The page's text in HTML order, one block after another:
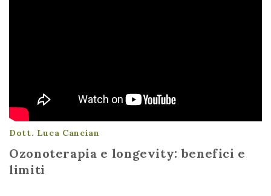
Dott. Luca Cancian
Ozonoterapia e longevity: benefici e
limiti